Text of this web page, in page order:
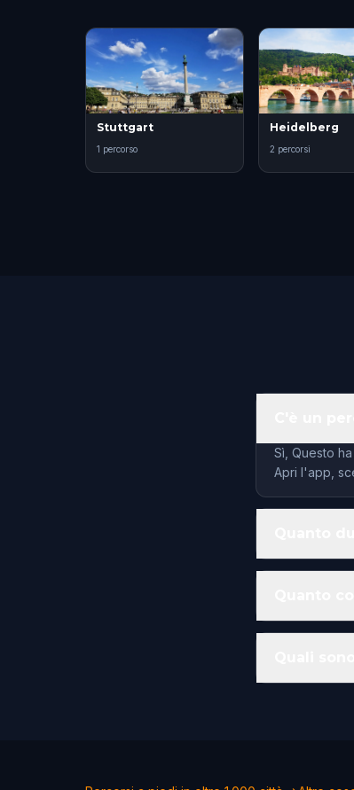
Stuttgart
1 percorso
Heidelberg
2 percorsi
Sì, Questo
Apri l'app,